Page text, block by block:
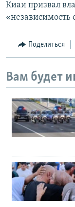
Киаи призвал
«независимость
Поделиться
Вам будет